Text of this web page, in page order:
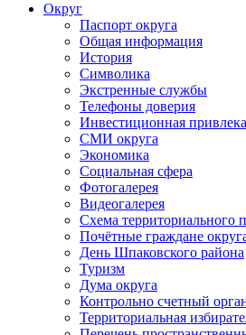
Округ
Паспорт округа
Общая информация
История
Символика
Экстренные службы
Телефоны доверия
Инвестиционная
СМИ округа
Экономика
Социальная сфера
Фотогалерея
Видеогалерея
Схема территориального
Почётные граждане
День Шпаковского района
Туризм
Дума округа
Контрольно счетный
Территориальная